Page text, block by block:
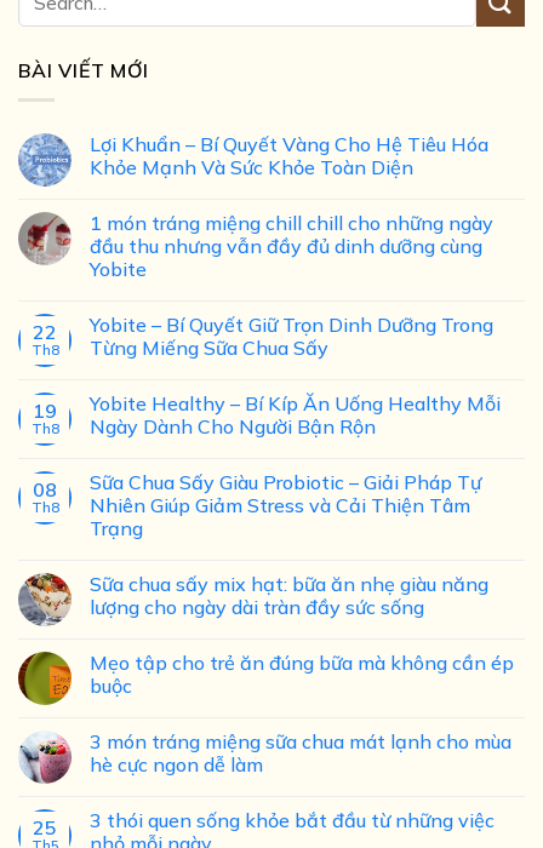
BÀI VIẾT MỚI
Lợi Khuẩn – Bí Quyết Vàng Cho Hệ Tiêu Hóa
Khỏe Mạnh Và Sức Khỏe Toàn Diện
1 món tráng miệng chill chill cho những ngày
đầu thu nhưng vẫn đầy đủ dinh dưỡng cùng
Yobite
22
Th8
Yobite – Bí Quyết Giữ Trọn Dinh Dưỡng Trong
Từng Miếng Sữa Chua Sấy
19
Th8
Yobite Healthy – Bí Kíp Ăn Uống Healthy Mỗi
Ngày Dành Cho Người Bận Rộn
08
Th8
Sữa Chua Sấy Giàu Probiotic – Giải Pháp Tự
Nhiên Giúp Giảm Stress và Cải Thiện Tâm
Trạng
Sữa chua sấy mix hạt: bữa ăn nhẹ giàu năng
lượng cho ngày dài tràn đầy sức sống
Mẹo tập cho trẻ ăn đúng bữa mà không cần ép
buộc
3 món tráng miệng sữa chua mát lạnh cho mùa
hè cực ngon dễ làm
25
3 thói quen sống khỏe bắt đầu từ những việc